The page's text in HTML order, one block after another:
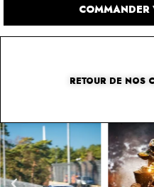
RETOUR DE NOS